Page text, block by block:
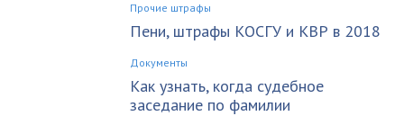
Прочие штрафы
Пени, штрафы КОСГУ и КВР в 2018
Документы
Как узнать, когда судебное
заседание по фамилии